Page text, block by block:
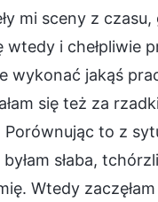
mi sceny z
i chełpliwie
wykonać jakąś
się też za
to z
słaba,
Wtedy